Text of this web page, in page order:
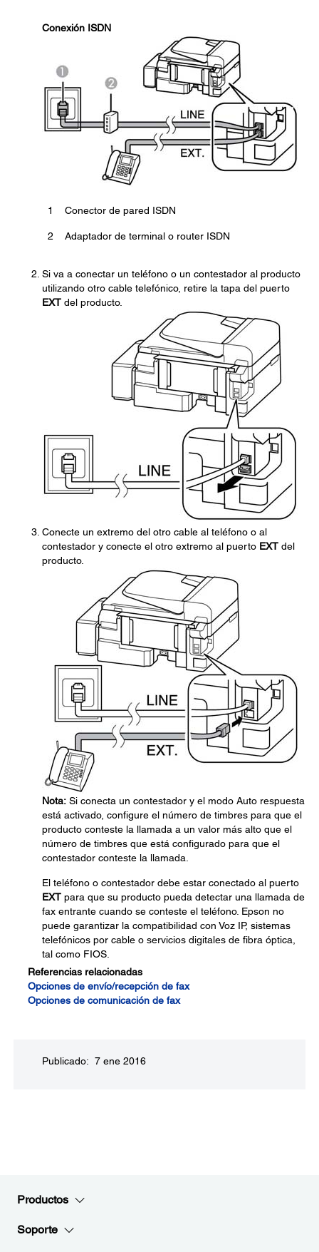
Conexión ISDN
1 Conector de pared ISDN
2 Adaptador de terminal o router ISDN
Si va a conectar un teléfono o un contestador al producto
utilizando otro cable telefónico, retire la tapa del puerto
EXT del producto.
Conecte un extremo del otro cable al teléfono o al
contestador y conecte el otro extremo al puerto EXT del
producto.
Nota: Si conecta un contestador y el modo Auto respuesta
está activado, configure el número de timbres para que el
producto conteste la llamada a un valor más alto que el
número de timbres que está configurado para que el
contestador conteste la llamada.
El teléfono o contestador debe estar conectado al puerto
EXT para que su producto pueda detectar una llamada de
fax entrante cuando se conteste el teléfono. Epson no
puede garantizar la compatibilidad con Voz IP, sistemas
telefónicos por cable o servicios digitales de fibra óptica,
tal como FIOS.
Referencias relacionadas
Opciones de envío/recepción de fax
Opciones de comunicación de fax
Publicado: 7 ene 2016
Productos
Soporte